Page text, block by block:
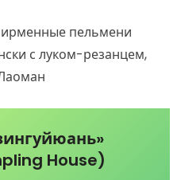
пельмени
с луком-резанцем,
House)